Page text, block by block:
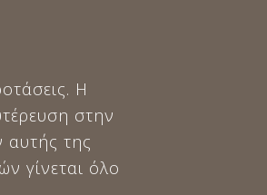
Η
στην
της
γίνεται όλο